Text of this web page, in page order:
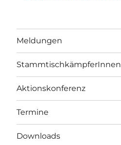
Meldungen
StammtischkämpferInnen
Aktionskonferenz
Termine
Downloads